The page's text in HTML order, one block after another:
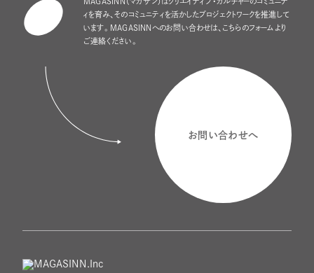
ィを育み、そのコミュニティを活かしたプロジェクトワークを推進して
います。 MAGASINNへのお問い合わせは、こちらのフォームより
ご連絡ください。
お問い合わせへ